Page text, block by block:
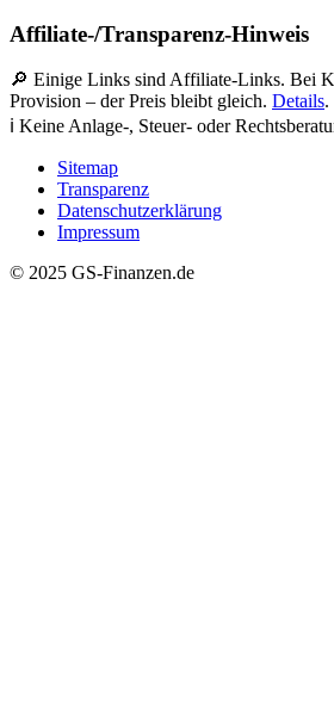
Affiliate-/Transparenz-Hinweis
🔎 Einige Links sind Affiliate-Links. Bei
Provision – der Preis bleibt gleich. Details.
ℹ️ Keine Anlage-, Steuer- oder
Sitemap
Transparenz
Datenschutzerklärung
Impressum
© 2025 GS-Finanzen.de